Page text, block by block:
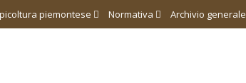
piemontese Normativa Archivio generale